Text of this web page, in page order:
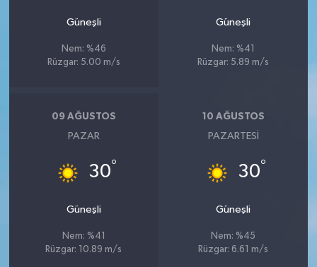
Güneşli
Nem: %46
Rüzgar: 5.00 m/s
Güneşli
Nem: %41
Rüzgar: 5.89 m/s
09 AĞUSTOS
PAZAR
30°
Güneşli
Nem: %41
Rüzgar: 10.89 m/s
10 AĞUSTOS
PAZARTESI
30°
Güneşli
Nem: %45
Rüzgar: 6.61 m/s